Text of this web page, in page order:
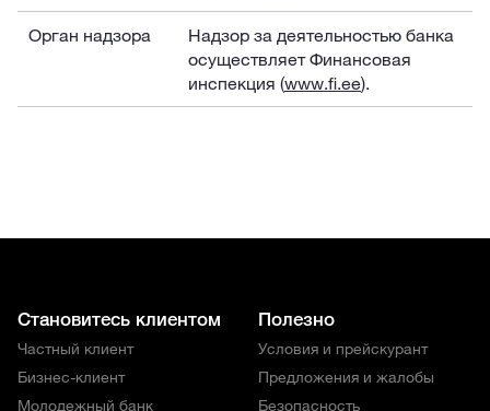
Орган надзора
Надзор за деятельностью банка
осуществляет Финансовая
инспекция (www.fi.ee).
Становитесь клиентом
Частный клиент
Бизнес-клиент
Молодежный банк
Полезно
Условия и прейскурант
Предложения и жалобы
Безопасность